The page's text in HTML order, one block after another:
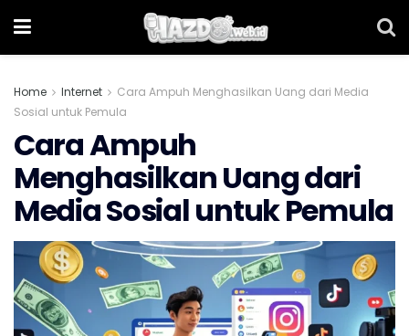
Home Internet
Cara Ampuh Menghasilkan Uang dari Media
Sosial untuk Pemula
Cara Ampuh
Menghasilkan Uang dari
Media Sosial untuk Pemula